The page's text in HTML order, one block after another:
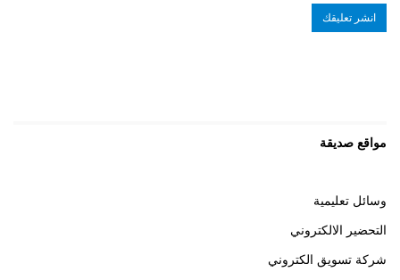
مواقع صديقة
وسائل تعليمية
التحضير الالكتروني
شركة تسويق الكتروني